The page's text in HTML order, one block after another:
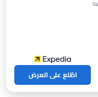
اطّلع على العرض